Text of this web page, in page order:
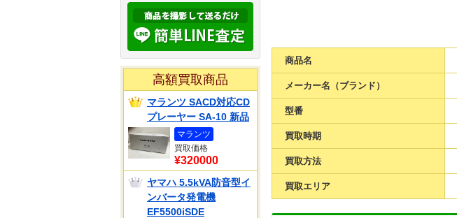
商品名
メーカー名（ブランド）
型番
買取時期
買取方法
買取エリア
高額買取商品
マランツ SACD対応CD
プレーヤー SA-10 新品
マランツ
買取価格
¥320000
ヤマハ 5.5kVA防音型イ
ンバータ発電機
EF5500iSDE